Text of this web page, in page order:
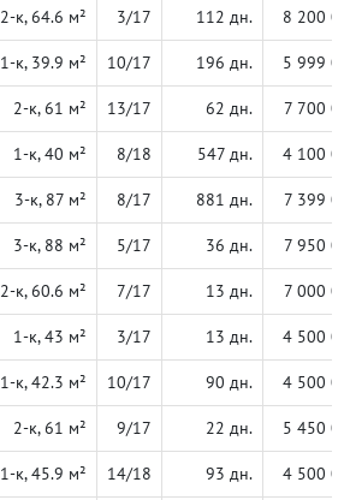
2-к, 64.6 м² 3/17 112 дн. 8 200
1-к, 39.9 м² 10/17 196 дн. 5 999
2-к, 61 м² 13/17 62 дн. 7 700
1-к, 40 м² 8/18 547 дн. 4 100
3-к, 87 м² 8/17 881 дн. 7 399
3-к, 88 м² 5/17 36 дн. 7 950
2-к, 60.6 м² 7/17 13 дн. 7 000
1-к, 43 м² 3/17 13 дн. 4 500
1-к, 42.3 м² 10/17 90 дн. 4 500
2-к, 61 м² 9/17 22 дн. 5 450
1-к, 45.9 м² 14/18 93 дн. 4 500